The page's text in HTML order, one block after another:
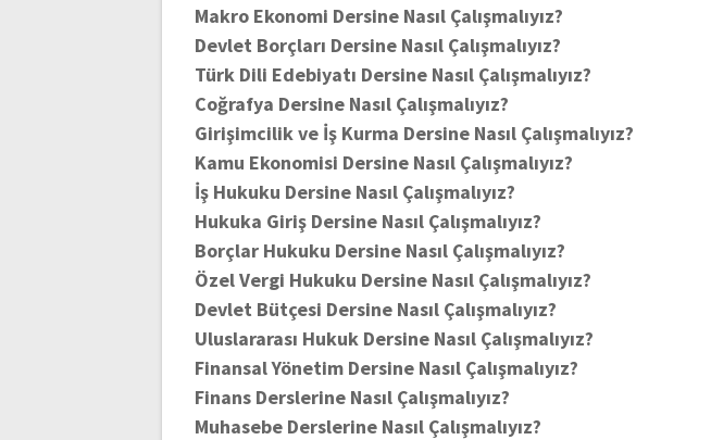
Makro Ekonomi Dersine Nasıl Çalışmalıyız?
Devlet Borçları Dersine Nasıl Çalışmalıyız?
Türk Dili Edebiyatı Dersine Nasıl Çalışmalıyız?
Coğrafya Dersine Nasıl Çalışmalıyız?
Girişimcilik ve İş Kurma Dersine Nasıl Çalışmalıyız?
Kamu Ekonomisi Dersine Nasıl Çalışmalıyız?
İş Hukuku Dersine Nasıl Çalışmalıyız?
Hukuka Giriş Dersine Nasıl Çalışmalıyız?
Borçlar Hukuku Dersine Nasıl Çalışmalıyız?
Özel Vergi Hukuku Dersine Nasıl Çalışmalıyız?
Devlet Bütçesi Dersine Nasıl Çalışmalıyız?
Uluslararası Hukuk Dersine Nasıl Çalışmalıyız?
Finansal Yönetim Dersine Nasıl Çalışmalıyız?
Finans Derslerine Nasıl Çalışmalıyız?
Muhasebe Derslerine Nasıl Çalışmalıyız?